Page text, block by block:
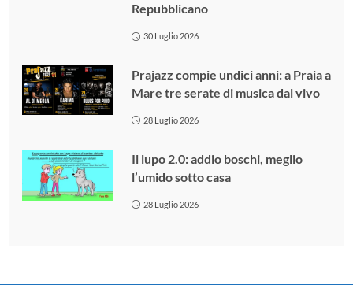
Repubblicano
30 Luglio 2026
Prajazz compie undici anni: a Praia a
Mare tre serate di musica dal vivo
28 Luglio 2026
Il lupo 2.0: addio boschi, meglio
l’umido sotto casa
28 Luglio 2026